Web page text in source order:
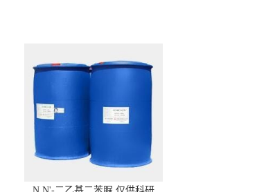
N,N'-二乙基二苯脲 仅供科研